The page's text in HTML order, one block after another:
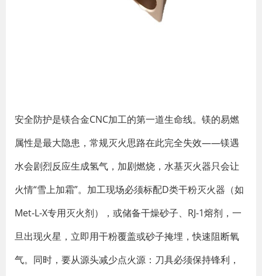
安全防护是镁合金CNC加工的第一道生命线。镁的易燃
属性是最大隐患，常规灭火思路在此完全失效——镁遇
水会剧烈反应生成氢气，加剧燃烧，水基灭火器只会让
火情“雪上加霜”。加工现场必须标配D类干粉灭火器（如
Met-L-X专用灭火剂），或储备干燥砂子、RJ-1熔剂，一
旦出现火星，立即用干粉覆盖或砂子掩埋，快速阻断氧
气。同时，要从源头减少点火源：刀具必须保持锋利，